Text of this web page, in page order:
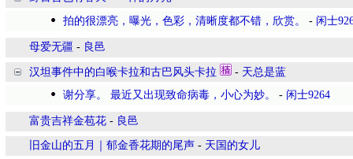
拍的很漂亮，曝光，色彩，清晰度都不错，欣赏。
- 闲士
母爱无疆 - 良邑
汉坦事件中的白喉卡拉和古巴风头卡拉 - 天总是蓝
谢分享。 最近又出现致命病毒，小心为妙。
- 闲士9264
富贵吉祥金苞花 - 良邑
旧金山的五月｜郁金香花期的尾声 - 天国的女儿